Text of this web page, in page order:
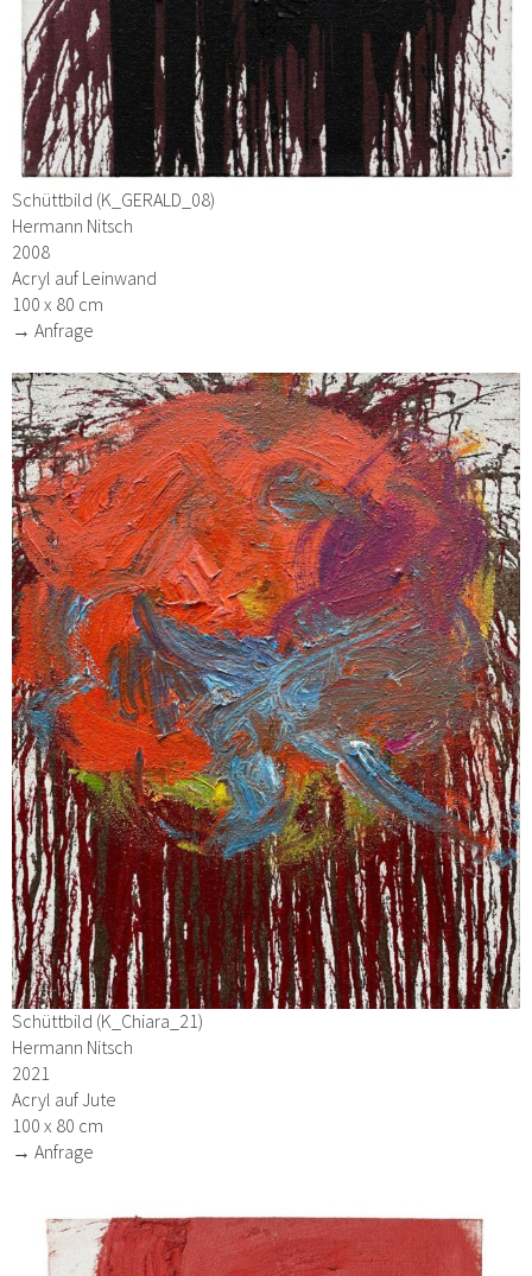
Schüttbild (K_GERALD_08)
Hermann Nitsch
2008
Acryl auf Leinwand
100 x 80 cm
→ Anfrage
Schüttbild (K_Chiara_21)
Hermann Nitsch
2021
Acryl auf Jute
100 x 80 cm
→ Anfrage